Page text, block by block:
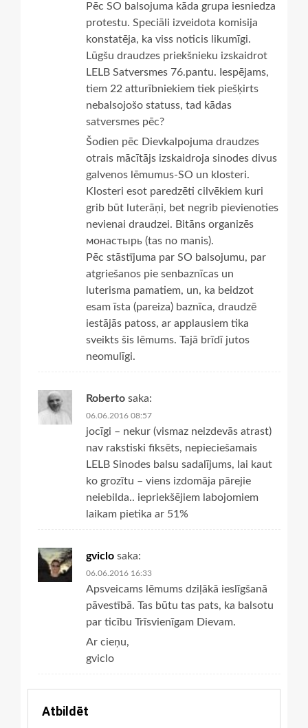
Pēc SO balsojuma kāda grupa iesniedza
protestu. Speciāli izveidota komisija
konstatēja, ka viss noticis likumīgi.
Lūgšu draudzes priekšnieku izskaidrot
LELB Satversmes 76.pantu. Iespējams,
tiem 22 atturībniekiem tiek piešķirts
nebalsojošo statuss, tad kādas
satversmes pēc?
Šodien pēc Dievkalpojuma draudzes
otrais mācītājs izskaidroja sinodes divus
galvenos lēmumus-SO un klosteri.
Klosteri esot paredzēti cilvēkiem kuri
grib būt luterāņi, bet negrib pievienoties
nevienai draudzei. Bitāns organizēs
монастырь (tas no manis).
Pēc stāstījuma par SO balsojumu, par
atgriešanos pie senbaznīcas un
luterisma pamatiem, un, ka beidzot
esam īsta (pareiza) baznīca, draudzē
iestājās patoss, ar applausiem tika
sveikts šis lēmums. Tajā brīdī jutos
neomulīgi.
Roberto saka:
06.06.2016 08:57
jocīgi – nekur (vismaz neizdevās atrast)
nav rakstiski fiksēts, nepieciešamais
LELB Sinodes balsu sadalījums, lai kaut
ko grozītu – viens izdomāja pārejie
neiebilda.. iepriekšējiem labojomiem
laikam pietika ar 51%
gviclo saka:
06.06.2016 16:33
Apsveicams lēmums dziļākā ieslīgšanā
pāvestībā. Tas būtu tas pats, ka balsotu
par ticību Trīsvienīgam Dievam.
Ar cieņu,
gviclo
Atbildēt